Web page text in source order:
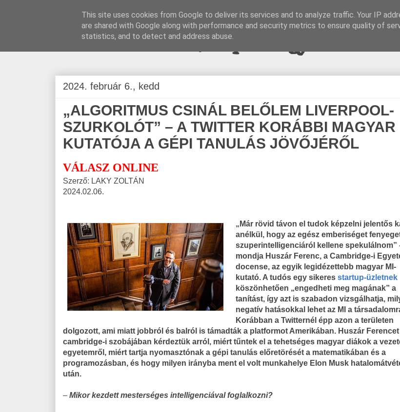
BLOGÁSZAT, napi blogjava
2024. február 6., kedd
„ALGORITMUS CSINÁL BELŐLEM LIVERPOOL-
SZURKOLÓT” – A TWITTER KORÁBBI MAGYAR
KUTATÓJA A GÉPI TANULÁS JÖVŐJÉRŐL
VÁLASZ ONLINE
Szerző: LAKY ZOLTÁN
2024.02.06.
„Már rövid távon el tudok képzelni jelentős
anélkül, hogy az egész emberiséget
szuperintelligenciáról kellene spekulálnom”
mondja Huszár Ferenc, a Cambridge-i
docense, az egyik legidézettebb magyar MI-
kutató. A tudós egy sikeres startup-üzletnek
köszönhetően „engedheti meg magának” a
tanítást, így azt is szabadon vizsgálhatja,
negatív hatásokkal lehet az MI a
Korábban a Twitternél épp azon a területen
dolgozott, ami miatt jobbról és balról is támadták a platformot Amerikában. Huszár Ferencet
cambridge-i szobájában kérdeztük arról, miért tűntek el a tehetséges magyar diákok a
egyetemről, miért tartja nyomasztónak a gépi tanulás előretörését a matematikában és a
programozásban, és hogy milyen irányba ment el volt munkahelye Elon Musk
után.
– Mikor kezdett mesterséges intelligenciával foglalkozni?
This site uses cookies from Google to deliver its services and to analyze traffic. Your IP
are shared with Google along with performance and security metrics to ensure quality of
statistics, and to detect and address abuse.